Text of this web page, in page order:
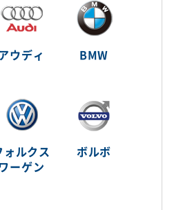
ウディ BMW
ォルクス
ーゲン
ボルボ